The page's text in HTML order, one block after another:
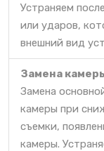
Устраняем
или ударов,
внешний вид
Замена
Замена
камеры при
съемки,
камеры.